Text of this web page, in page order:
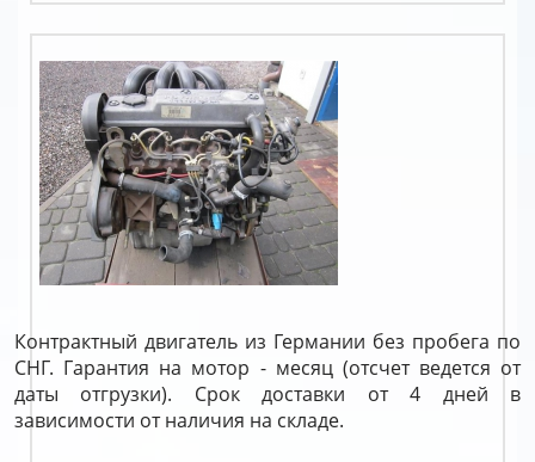
Контрактный двигатель из Германии без пробега по
СНГ. Гарантия на мотор - месяц (отсчет ведется от
даты отгрузки). Срок доставки от 4 дней в
зависимости от наличия на складе.